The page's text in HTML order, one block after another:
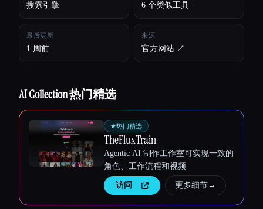
Esc
搜索引擎 6 个类似工具
最后更新
1 周前
来源
官方网站 ↗︎
AI Collection 热门精选
★热门精选
TheFluxTrain
Agentic AI 制作工作室可实现一致的
角色、工作流程和视频
访问 更多细节→